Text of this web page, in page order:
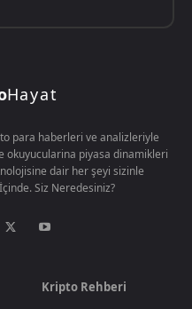
Hayat
para haberleri ve analizleriyle
okuyucularina piyasa dinamikleri
dair her şeyi sizinle
Siz Neredesiniz?
Kripto Rehberi